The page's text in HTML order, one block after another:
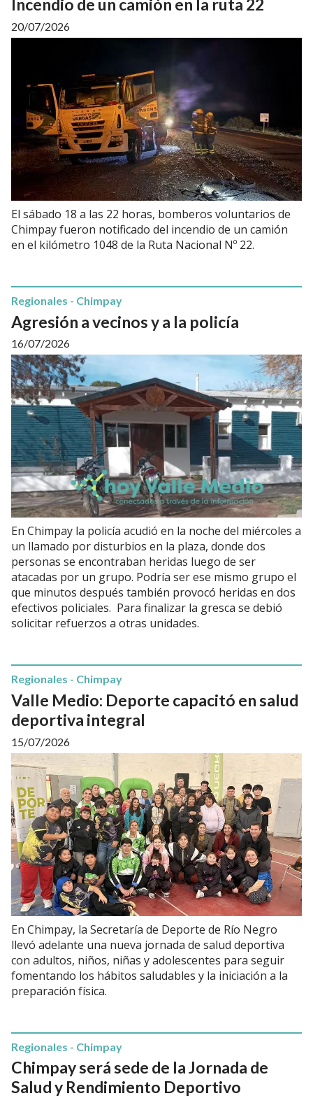
Incendio de un camión en la ruta 22
20/07/2026
El sábado 18 a las 22 horas, bomberos voluntarios de
Chimpay fueron notificado del incendio de un camión
en el kilómetro 1048 de la Ruta Nacional Nº 22.
Agresión a vecinos y a la policía
Regionales - Chimpay
16/07/2026
En Chimpay la policía acudió en la noche del miércoles a
un llamado por disturbios en la plaza, donde dos
personas se encontraban heridas luego de ser
atacadas por un grupo. Podría ser ese mismo grupo el
que minutos después también provocó heridas en dos
efectivos policiales. Para finalizar la gresca se debió
solicitar refuerzos a otras unidades.
Valle Medio: Deporte capacitó en salud
deportiva integral
Regionales - Chimpay
15/07/2026
En Chimpay, la Secretaría de Deporte de Río Negro
llevó adelante una nueva jornada de salud deportiva
con adultos, niños, niñas y adolescentes para seguir
fomentando los hábitos saludables y la iniciación a la
preparación física.
Chimpay será sede de la Jornada de
Salud y Rendimiento Deportivo
Regionales - Chimpay